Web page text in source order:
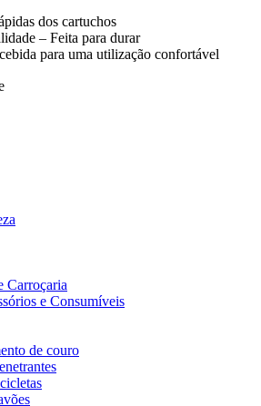
dos cartuchos
– Feita para durar
para uma utilização confortável
Carroçaria
e Consumíveis
de couro